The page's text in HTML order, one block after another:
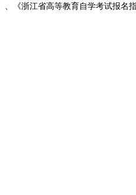
《浙江省高等教育自学考试报名